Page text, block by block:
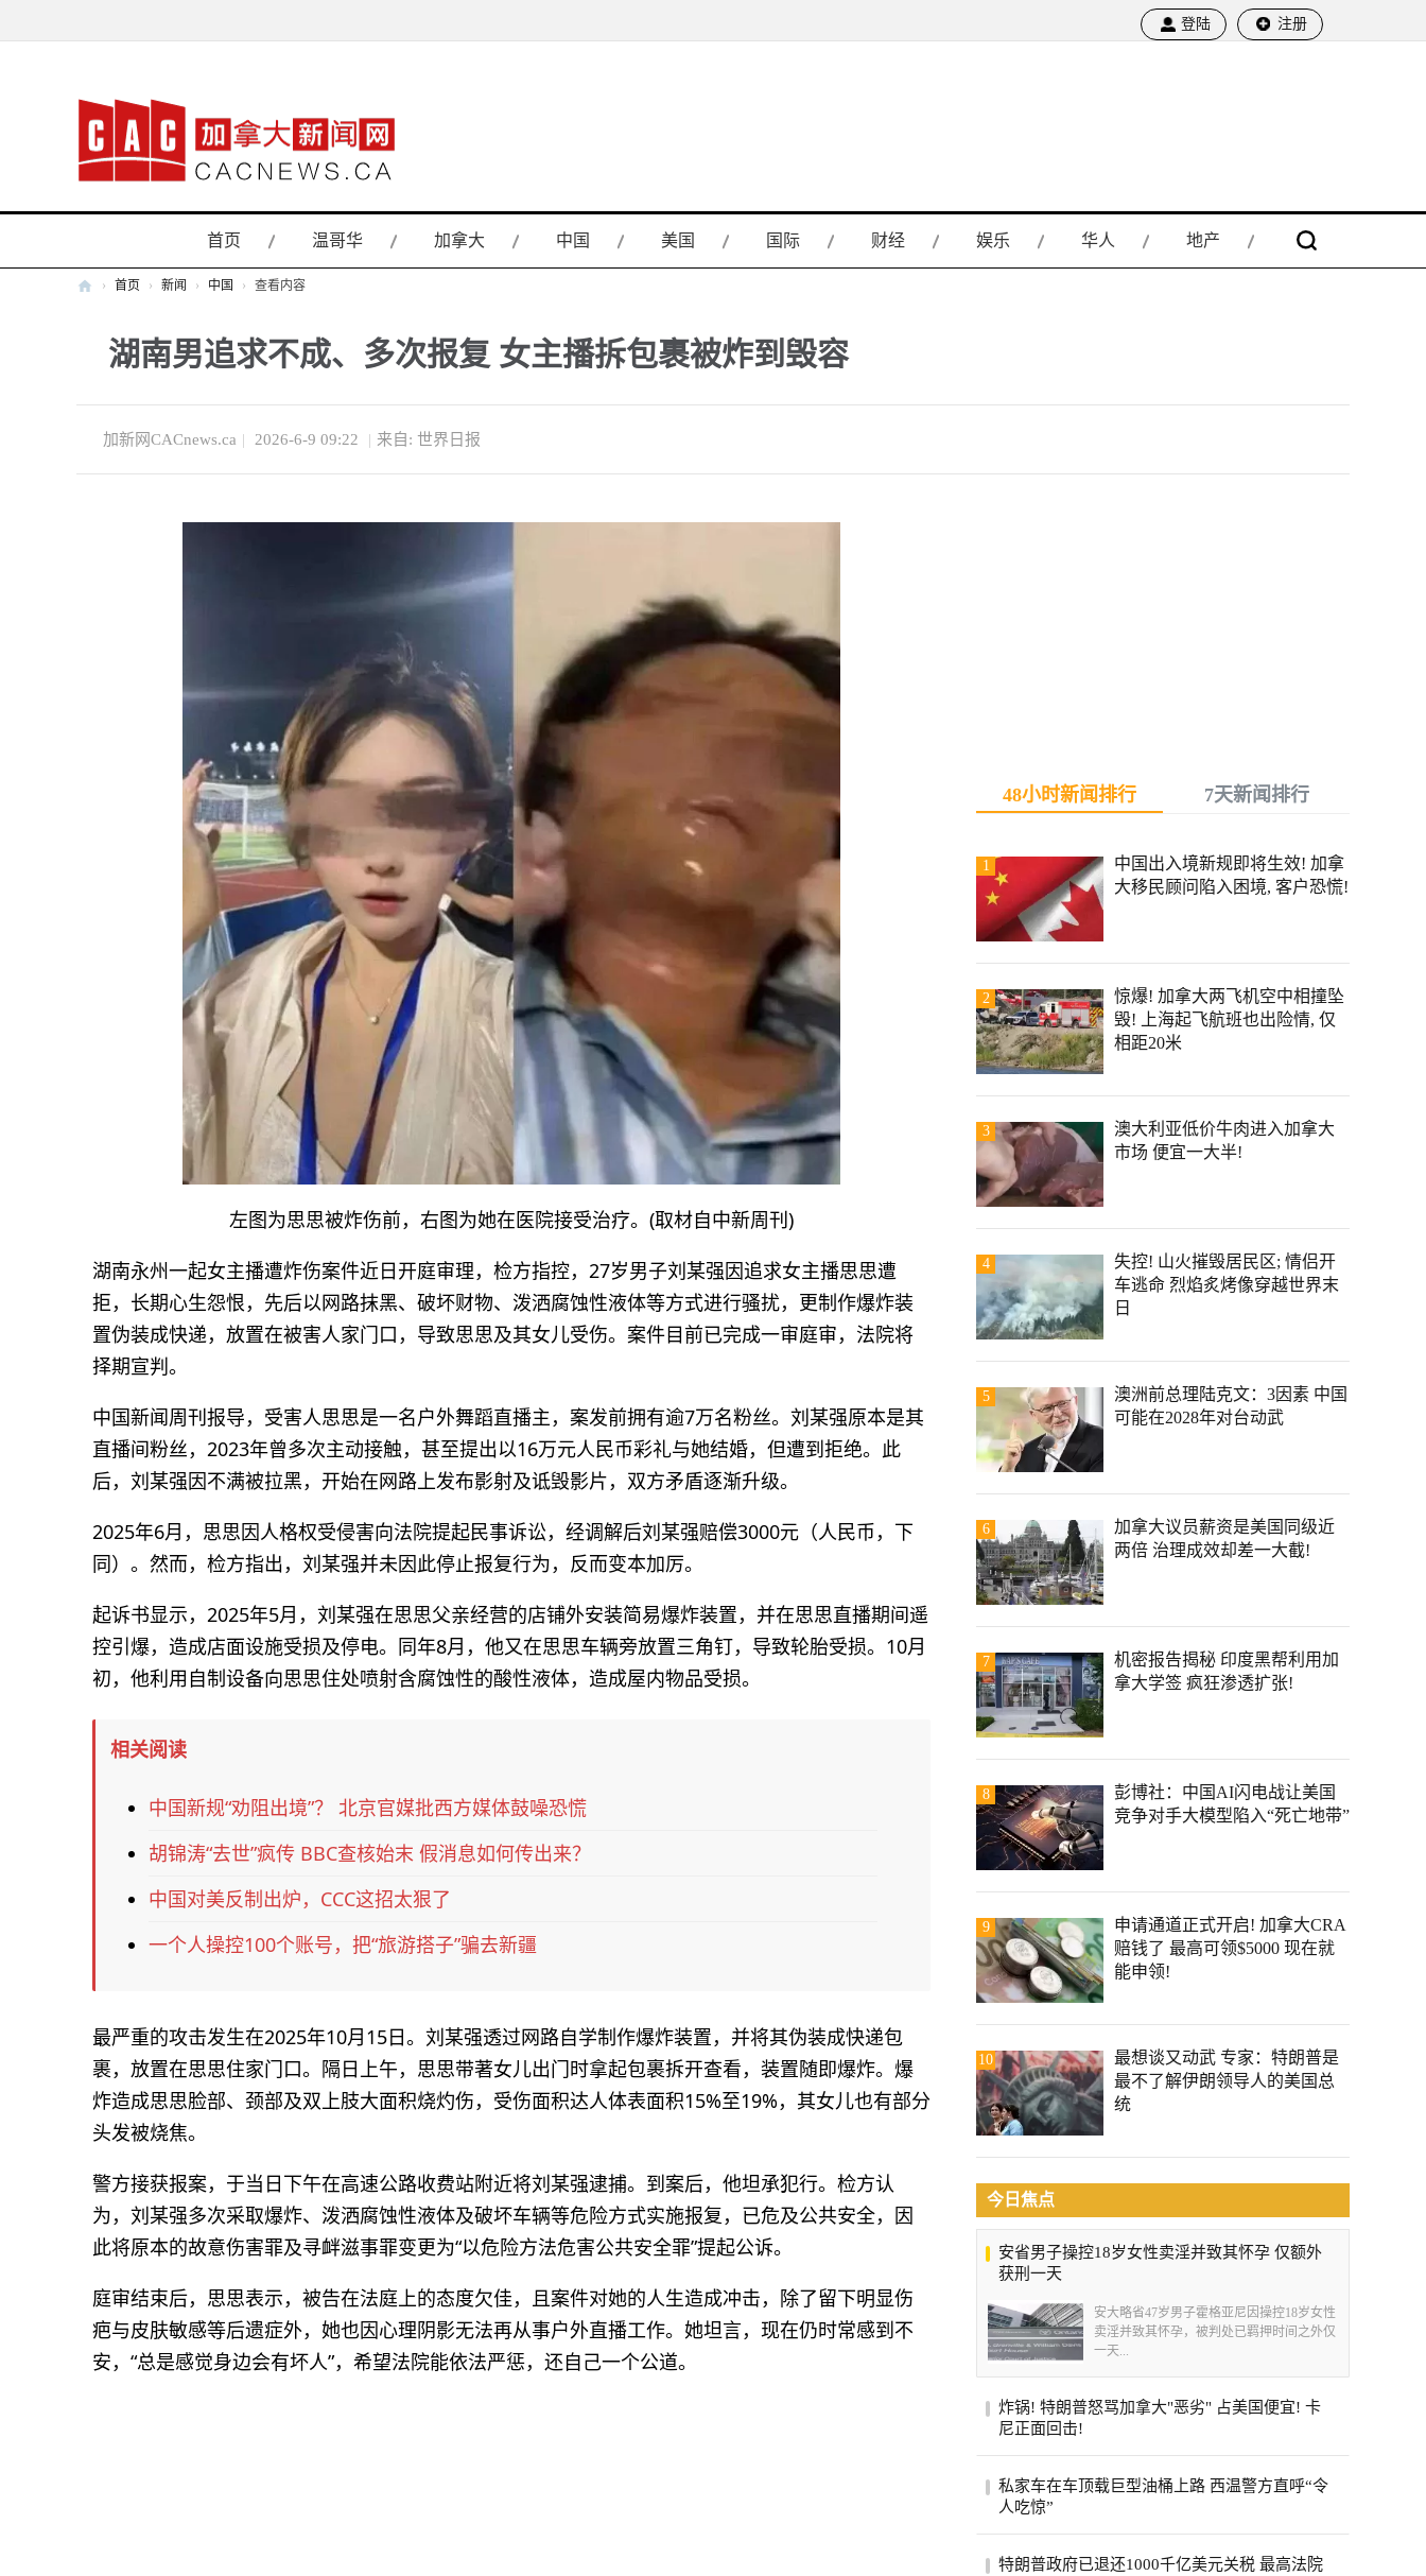
登陆 注册
首页 温哥华 加拿大 中国 美国 国际 财经 娱乐 华人 地产
新
网
› 首页 › 新闻 › 中国 › 查看内容
湖南男追求不成、多次报复 女主播拆包裹被炸到毁容
加新网CACnews.ca | 2026-6-9 09:22 | 来自: 世界日报
左图为思思被炸伤前，右图为她在医院接受治疗。(取材自中新周刊)
湖南永州一起女主播遭炸伤案件近日开庭审理，检方指控，27岁男子刘某强因追求女主播思思遭
拒，长期心生怨恨，先后以网路抹黑、破坏财物、泼洒腐蚀性液体等方式进行骚扰，更制作爆炸装
置伪装成快递，放置在被害人家门口，导致思思及其女儿受伤。案件目前已完成一审庭审，法院将
择期宣判。
中国新闻周刊报导，受害人思思是一名户外舞蹈直播主，案发前拥有逾7万名粉丝。刘某强原本是其
直播间粉丝，2023年曾多次主动接触，甚至提出以16万元人民币彩礼与她结婚，但遭到拒绝。此
后，刘某强因不满被拉黑，开始在网路上发布影射及诋毁影片，双方矛盾逐渐升级。
2025年6月，思思因人格权受侵害向法院提起民事诉讼，经调解后刘某强赔偿3000元（人民币，下
同）。然而，检方指出，刘某强并未因此停止报复行为，反而变本加厉。
起诉书显示，2025年5月，刘某强在思思父亲经营的店铺外安装简易爆炸装置，并在思思直播期间遥
控引爆，造成店面设施受损及停电。同年8月，他又在思思车辆旁放置三角钉，导致轮胎受损。10月
初，他利用自制设备向思思住处喷射含腐蚀性的酸性液体，造成屋内物品受损。
相关阅读
中国新规“劝阻出境”？ 北京官媒批西方媒体鼓噪恐慌
胡锦涛“去世”疯传 BBC查核始末 假消息如何传出来？
中国对美反制出炉，CCC这招太狠了
一个人操控100个账号，把“旅游搭子”骗去新疆
最严重的攻击发生在2025年10月15日。刘某强透过网路自学制作爆炸装置，并将其伪装成快递包
裹，放置在思思住家门口。隔日上午，思思带著女儿出门时拿起包裹拆开查看，装置随即爆炸。爆
炸造成思思脸部、颈部及双上肢大面积烧灼伤，受伤面积达人体表面积15%至19%，其女儿也有部分
头发被烧焦。
警方接获报案，于当日下午在高速公路收费站附近将刘某强逮捕。到案后，他坦承犯行。检方认
为，刘某强多次采取爆炸、泼洒腐蚀性液体及破坏车辆等危险方式实施报复，已危及公共安全，因
此将原本的故意伤害罪及寻衅滋事罪变更为“以危险方法危害公共安全罪”提起公诉。
庭审结束后，思思表示，被告在法庭上的态度欠佳，且案件对她的人生造成冲击，除了留下明显伤
疤与皮肤敏感等后遗症外，她也因心理阴影无法再从事户外直播工作。她坦言，现在仍时常感到不
安，“总是感觉身边会有坏人”，希望法院能依法严惩，还自己一个公道。
48小时新闻排行 7天新闻排行
1
中国出入境新规即将生效! 加拿
大移民顾问陷入困境, 客户恐慌!
2
惊爆! 加拿大两飞机空中相撞坠
毁! 上海起飞航班也出险情, 仅
相距20米
3
澳大利亚低价牛肉进入加拿大
市场 便宜一大半!
4
失控! 山火摧毁居民区; 情侣开
车逃命 烈焰炙烤像穿越世界末
日
5
澳洲前总理陆克文：3因素 中国
可能在2028年对台动武
6
加拿大议员薪资是美国同级近
两倍 治理成效却差一大截!
7
机密报告揭秘 印度黑帮利用加
拿大学签 疯狂渗透扩张!
8
彭博社：中国AI闪电战让美国
竞争对手大模型陷入“死亡地带”
9
申请通道正式开启! 加拿大CRA
赔钱了 最高可领$5000 现在就
能申领!
10
最想谈又动武 专家：特朗普是
最不了解伊朗领导人的美国总
统
今日焦点
安省男子操控18岁女性卖淫并致其怀孕 仅额外
获刑一天
安大略省47岁男子霍格亚尼因操控18岁女性
卖淫并致其怀孕，被判处已羁押时间之外仅
一天...
炸锅! 特朗普怒骂加拿大"恶劣" 占美国便宜! 卡
尼正面回击!
将继续捍卫本国利益，同一天加美贸易官员
私家车在车顶载巨型油桶上路 西温警方直呼“令
人吃惊”
期间进行的一次罕见的交通拦截。西温警局
特朗普政府已退还1000千亿美元关税 最高法院